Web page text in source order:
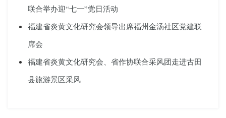
联合举办迎“七一”党日活动
福建省炎黄文化研究会领导出席福州金汤社区党建联
席会
福建省炎黄文化研究会、省作协联合采风团走进古田
县旅游景区采风